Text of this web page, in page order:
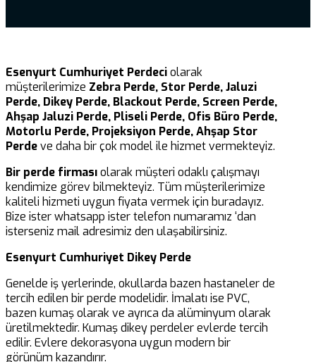
Esenyurt Cumhuriyet Perdeciolarak
müşterilerimize Zebra Perde, Stor Perde, Jaluzi
Perde, Dikey Perde, Blackout Perde, Screen Perde,
Ahşap Jaluzi Perde, Pliseli Perde, Ofis Büro Perde,
Motorlu Perde, Projeksiyon Perde, Ahşap Stor
Perdeve daha bir çok model ile hizmet vermekteyiz.
Bir perde firmasıolarak müşteri odaklı çalışmayı
kendimize görev bilmekteyiz. Tüm müşterilerimize
kaliteli hizmeti uygun fiyata vermek için buradayız.
Bize ister whatsapp ister telefon numaramız ‘dan
isterseniz mail adresimiz den ulaşabilirsiniz.
Esenyurt Cumhuriyet Dikey Perde
Genelde iş yerlerinde, okullarda bazen hastaneler de
tercih edilen bir perde modelidir. İmalatı ise PVC,
bazen kumaş olarak ve ayrıca da alüminyum olarak
üretilmektedir. Kumaş dikey perdeler evlerde tercih
edilir. Evlere dekorasyona uygun modern bir
görünüm kazandırır.